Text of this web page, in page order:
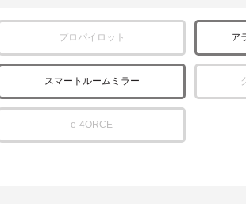
プロパイロット ア
スマートルームミラー
e-4ORCE